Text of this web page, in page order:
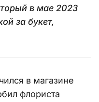
в мае 2023
за букет,
в магазине
флориста